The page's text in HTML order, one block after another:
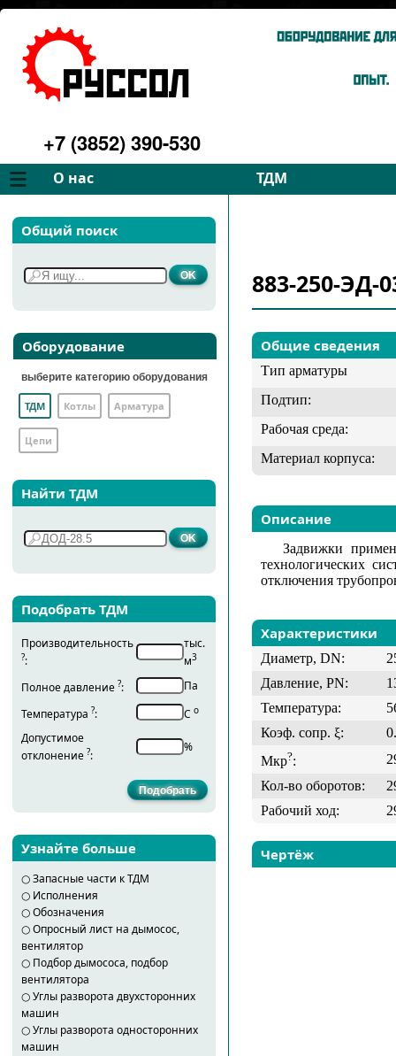
+7 (3852) 390-530
О нас ТДМ
Компания
Философия
Услуги
Галерея
Контакты
Запчасти
Подбор
Общий поиск
Оборудование
выберите категорию оборудования
ТДМ Котлы Арматура
Цепи
Найти ТДМ
Подобрать ТДМ
Производительность
?:
тыс.
м3
Полное давление ?:
Па
Температура ?: С о
Допустимое
отклонение ?:
%
Узнайте больше
○Запасные части к ТДМ
○ Исполнения
○Обозначения
○Опросный лист на дымосос,
вентилятор
○ Подбор дымососа, подбор
вентилятора
○Углы разворота двухсторонних
машин
○Углы разворота односторонних
машин
883-250-ЭД-
Общие сведения
Тип арматуры
Подтип:
Рабочая среда:
Материал корпуса:
Описание
Задвижки
технологических
отключения
Характеристики
Диаметр, DN:
Давление, PN:
Температура:
Коэф. сопр. ξ:
Мкр?:
Кол-во оборотов:
Рабочий ход:
Чертёж